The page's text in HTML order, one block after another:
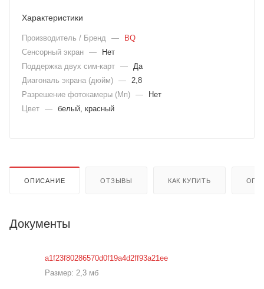
Характеристики
Производитель / Бренд —
BQ
Сенсорный экран —
Нет
Поддержка двух сим-карт — Да
Диагональ экрана (дюйм) — 2,8
Разрешение фотокамеры (Мп) —
Нет
Цвет — белый, красный
ОПИСАНИЕ ОТЗЫВЫ КАК КУПИТЬ
Документы
a1f23f80286570d0f19a4d2ff93a21ee
Размер: 2,3 мб